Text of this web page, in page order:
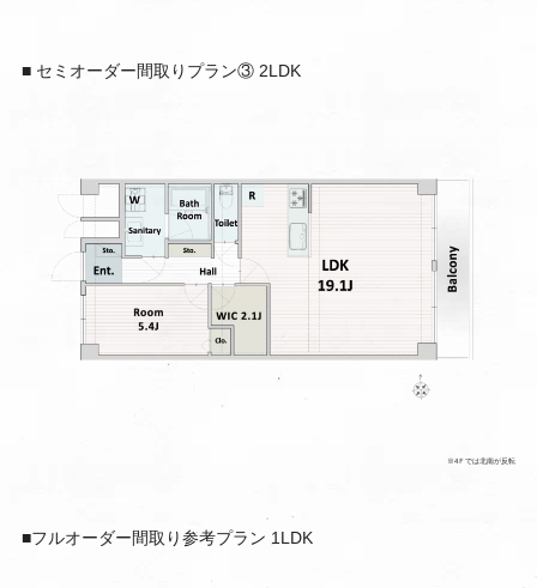
■ セミオーダー間取りプラン③ 2LDK
※4Ｆでは北南が反転
■フルオーダー間取り参考プラン 1LDK